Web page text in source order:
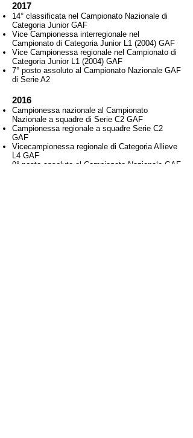
2017
14° classificata nel Campionato Nazionale di
Categoria Junior GAF
Vice Campionessa interregionale nel
Campionato di Categoria Junior L1 (2004) GAF
Vice Campionessa regionale nel Campionato di
Categoria Junior L1 (2004) GAF
7° posto assoluto al Campionato Nazionale GAF
di Serie A2
2016
Campionessa nazionale al Campionato
Nazionale a squadre di Serie C2 GAF
Campionessa regionale a squadre Serie C2
GAF
Vicecampionessa regionale di Categoria Allieve
L4 GAF
9° posto assoluto al Campionato Nazionale GAF